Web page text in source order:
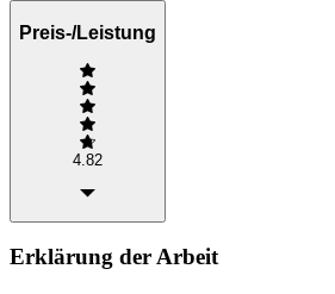
Preis-/Leistung
4.82
Erklärung der Arbeit